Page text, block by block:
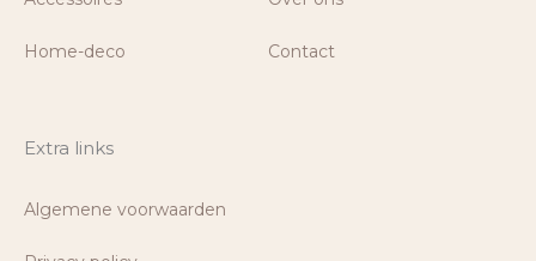
Home-deco Contact
Extra links
Algemene voorwaarden